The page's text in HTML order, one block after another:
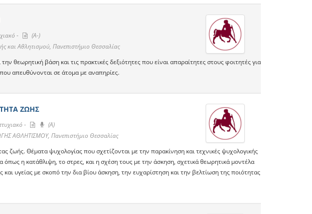
-
(A-)
και Αθλητισμού, Πανεπιστήμιο Θεσσαλίας
θεωρητική βάση και τις πρακτικές δεξιότητες που είναι απαραίτητες στους φοιτητές για
απευθύνονται σε άτομα με αναπηρίες.
ΖΩΗΣ
-
(A)
ΑΘΛΗΤΙΣΜΟΥ, Πανεπιστήμιο Θεσσαλίας
ζωής. Θέματα ψυχολογίας που σχετίζονται με την παρακίνηση και τεχνικές ψυχολογικής
η κατάθλιψη, το στρες, και η σχέση τους με την άσκηση, σχετικά θεωρητικά μοντέλα
υγείας με σκοπό την δια βίου άσκηση, την ευχαρίστηση και την βελτίωση της ποιότητας